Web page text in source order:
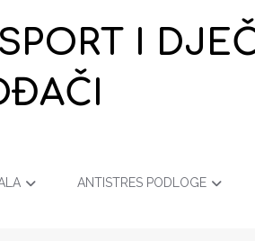
I
ANTISTRES PODLOGE